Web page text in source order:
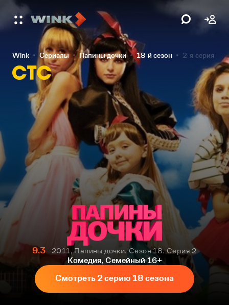
Wink Сериалы Папины дочки 18-й сезон 2-я серия
9.3
2011, Папины дочки. Сезон 18. Серия 2
Комедия, Семейный 16+
Смотреть 2 серию 18 сезона